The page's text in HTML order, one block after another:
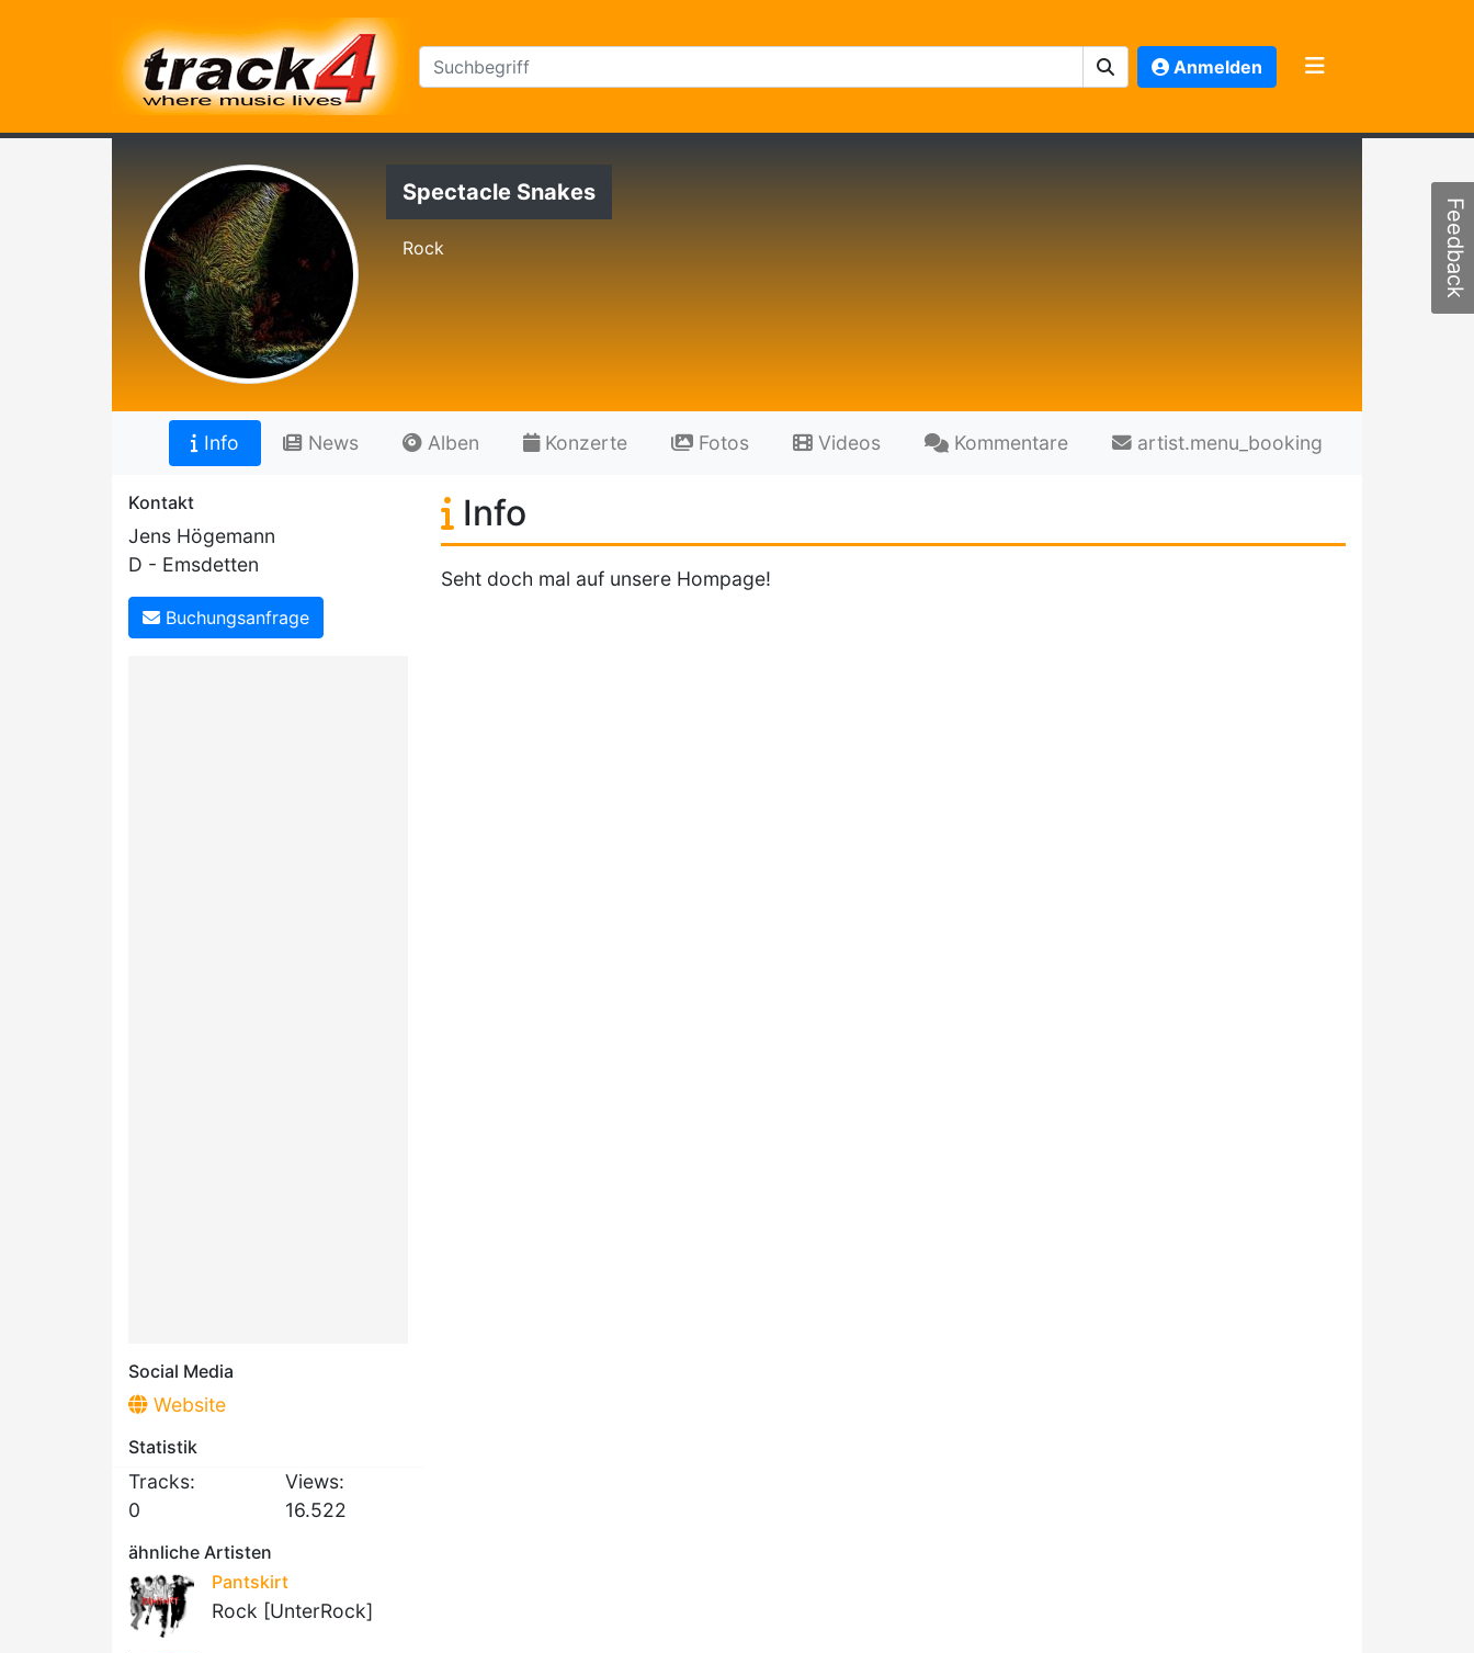
Anmelden
Spectacle Snakes
Rock
Info News Alben Konzerte Fotos Videos Kommentare artist.menu_booking
Kontakt
Jens Högemann
D - Emsdetten
Buchungsanfrage
Social Media
Website
Statistik
Tracks:
0
Views:
16.522
ähnliche Artisten
Pantskirt
Rock [UnterRock]
Info
Seht doch mal auf unsere Hompage!
Feedback